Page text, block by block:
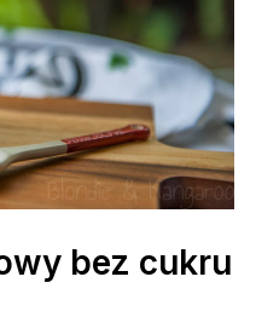
bez cukru